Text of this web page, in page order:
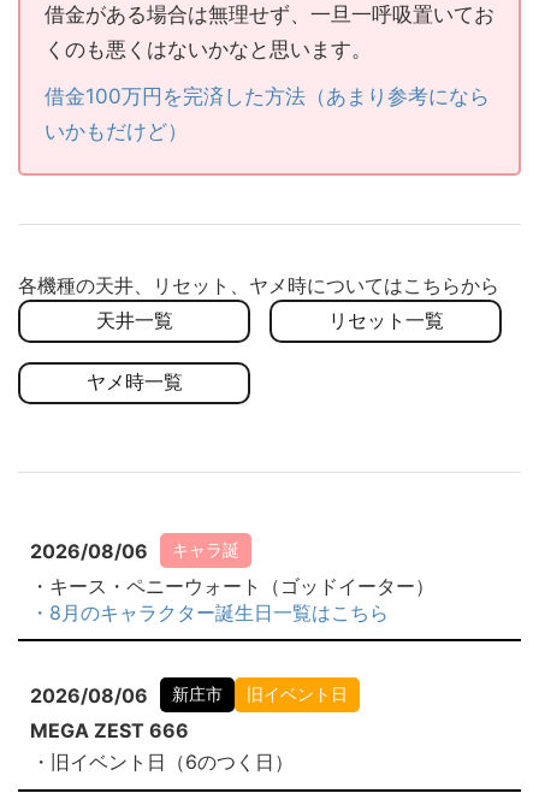
借金がある場合は無理せず、一旦一呼吸置いてお
くのも悪くはないかなと思います。
借金100万円を完済した方法（あまり参考になら
いかもだけど）
各機種の天井、リセット、ヤメ時についてはこちらから
天井一覧
リセット一覧
ヤメ時一覧
2026/08/06 キャラ誕
・キース・ペニーウォート（ゴッドイーター）
・8月のキャラクター誕生日一覧はこちら
2026/08/06 新庄市 旧イベント日
MEGA ZEST 666
・旧イベント日（6のつく日）